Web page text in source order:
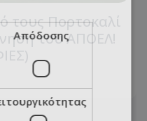
τους Πορτοκαλί
του ΑΠΟΕΛ!
Απόδοσης